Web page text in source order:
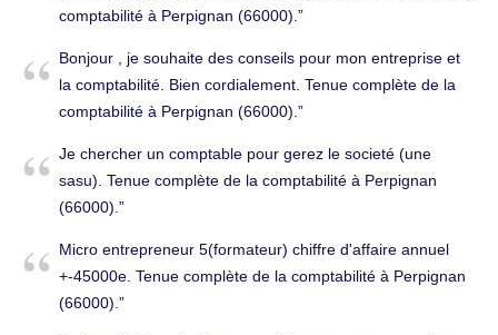
comptabilité à Perpignan (66000).
Bonjour , je souhaite des conseils pour mon entreprise et
la comptabilité. Bien cordialement. Tenue complète de la
comptabilité à Perpignan (66000).
Je chercher un comptable pour gerez le societé (une
sasu). Tenue complète de la comptabilité à Perpignan
(66000).
Micro entrepreneur 5(formateur) chiffre d'affaire annuel
+-45000e. Tenue complète de la comptabilité à Perpignan
(66000).